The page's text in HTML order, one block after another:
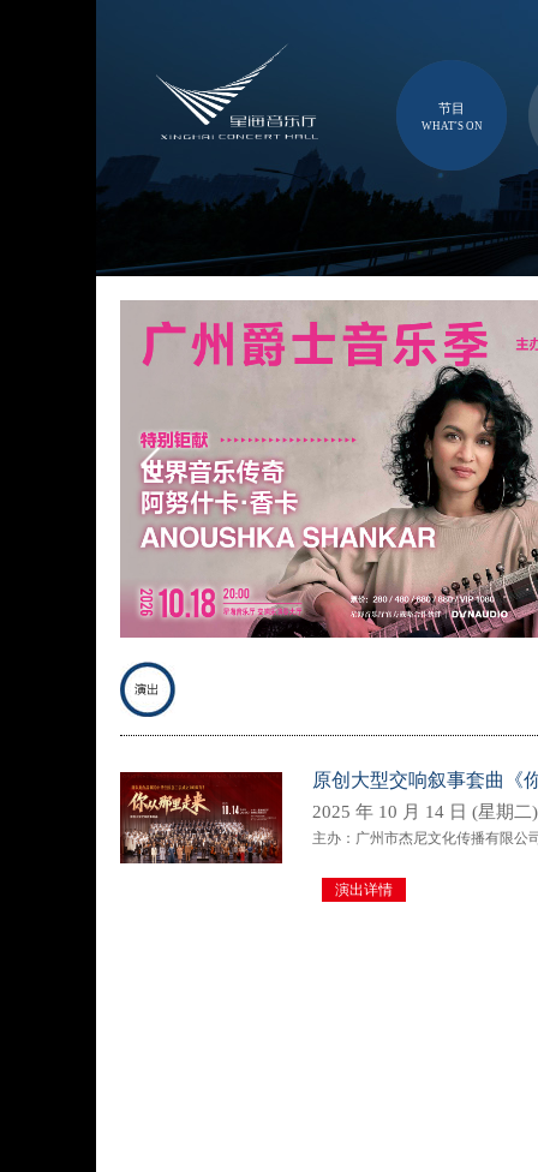
节目
WHAT'S ON
原创大型交响叙事套曲《
2025 年 10 月 14 日 (星期二
主办：广州市杰尼文化传播有限公
演出详情